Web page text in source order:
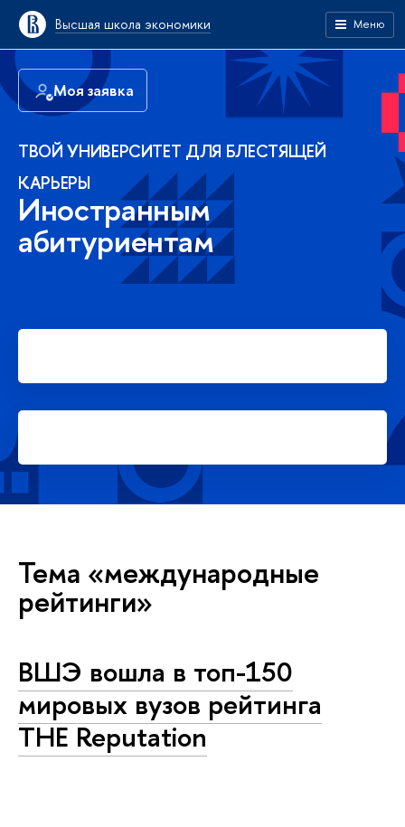
Высшая школа экономики Меню
Моя заявка
ТВОЙ УНИВЕРСИТЕТ ДЛЯ БЛЕСТЯЩЕЙ
КАРЬЕРЫ
Иностранным
абитуриентам
Тема «международные
рейтинги»
ВШЭ вошла в топ-150
мировых вузов рейтинга
THE Reputation